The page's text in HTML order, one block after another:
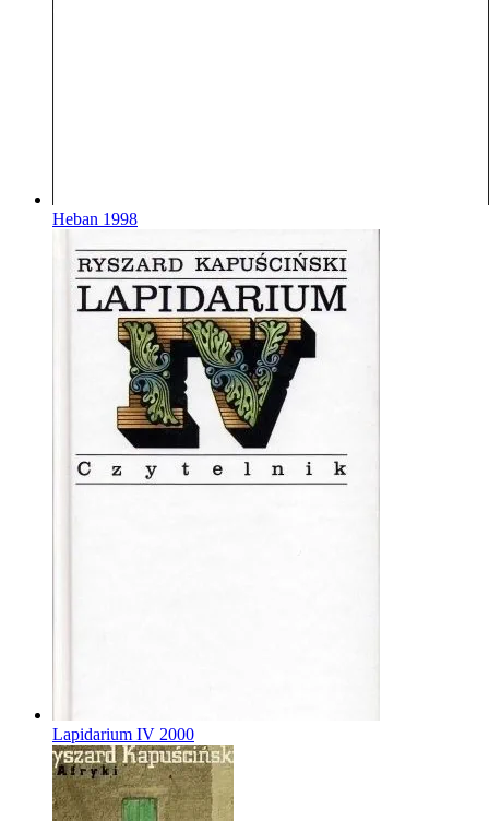
Heban 1998
Lapidarium IV 2000